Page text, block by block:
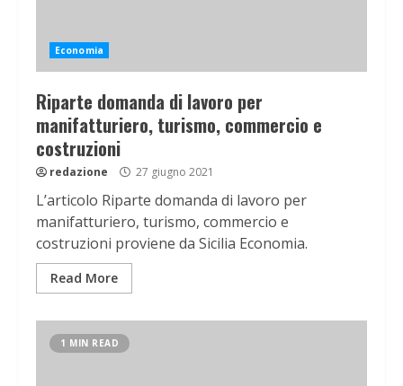
Economia
Riparte domanda di lavoro per
manifatturiero, turismo, commercio e
costruzioni
redazione 27 giugno 2021
L’articolo Riparte domanda di lavoro per
manifatturiero, turismo, commercio e
costruzioni proviene da Sicilia Economia.
Read More
1 MIN READ